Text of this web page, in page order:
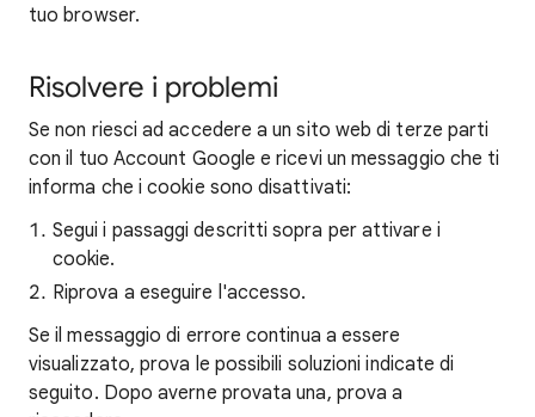
tuo browser.
Risolvere i problemi
Se non riesci ad accedere a un sito web di terze parti
con il tuo Account Google e ricevi un messaggio che ti
informa che i cookie sono disattivati:
Segui i passaggi descritti sopra per attivare i
cookie.
Riprova a eseguire l'accesso.
Se il messaggio di errore continua a essere
visualizzato, prova le possibili soluzioni indicate di
seguito. Dopo averne provata una, prova a